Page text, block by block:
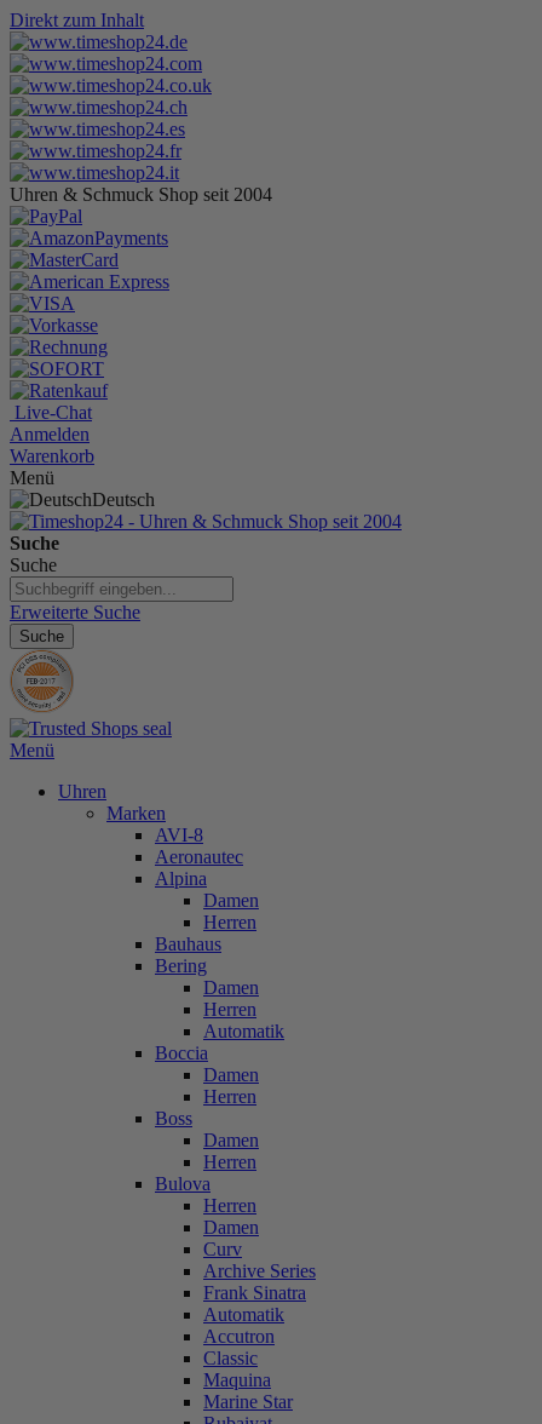
Direkt zum Inhalt
Uhren & Schmuck Shop seit 2004
Live-Chat
Anmelden
Warenkorb
Menü
Deutsch
Suche
Suche
Erweiterte Suche
Suche
Menü
Uhren
Marken
AVI-8
Aeronautec
Alpina
Damen
Herren
Bauhaus
Bering
Damen
Herren
Automatik
Boccia
Damen
Herren
Boss
Damen
Herren
Bulova
Herren
Damen
Curv
Archive Series
Frank Sinatra
Automatik
Accutron
Classic
Maquina
Marine Star